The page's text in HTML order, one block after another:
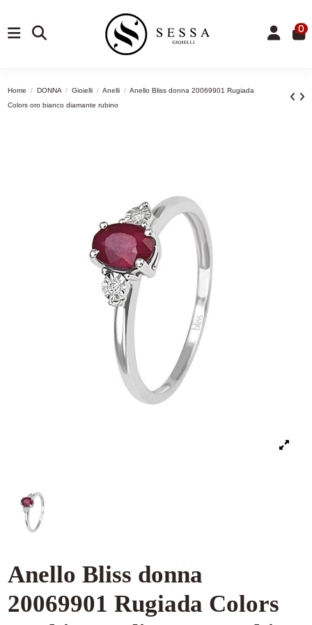
0
Home DONNA Gioielli Anelli
Anello Bliss donna 20069901 Rugiada
Colors oro bianco diamante rubino
Anello Bliss donna
20069901 Rugiada Colors